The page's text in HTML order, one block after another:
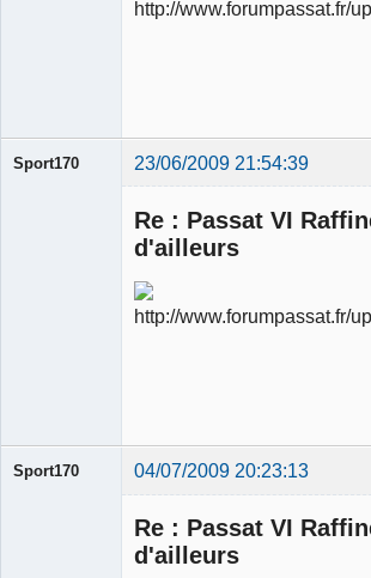
Sport170 23/06/2009 21:54:39
Re : Passat VI
d'ailleurs
Sport170 04/07/2009 20:23:13
Re : Passat VI
d'ailleurs